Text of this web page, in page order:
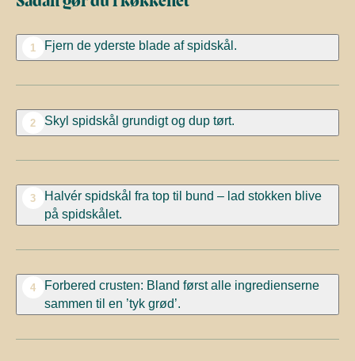
1 Fjern de yderste blade af spidskål.
2 Skyl spidskål grundigt og dup tørt.
3
Halvér spidskål fra top til bund – lad stokken blive
på spidskålet.
4 Forbered crusten: Bland først alle ingredienserne
sammen til en ’tyk grød’.